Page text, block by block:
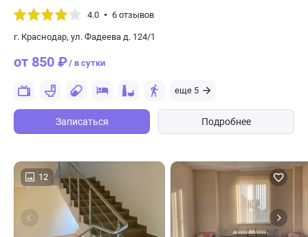
4.0 6 отзывов
г. Краснодар, ул. Фадеева д. 124/1
от 850 ₽/ в сутки
еще 5
Записаться Подробнее
12